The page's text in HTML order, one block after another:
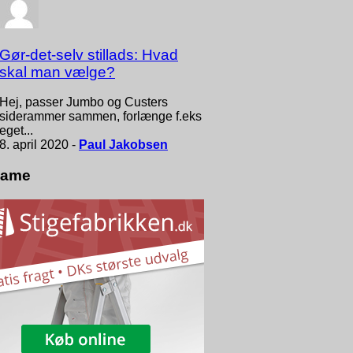
Gør-det-selv stillads: Hvad
skal man vælge?
Hej, passer Jumbo og Custers
siderammer sammen, forlænge f.eks
eget...
8. april 2020 - Paul Jakobsen